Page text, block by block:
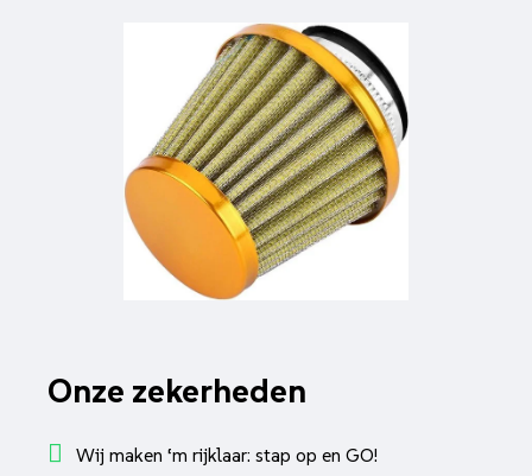
Onze zekerheden
Wij maken ‘m rijklaar: stap op en GO!